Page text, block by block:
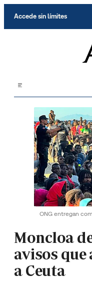
Accede sin límites
ONG entregan
Moncloa
avisos
a Ceuta